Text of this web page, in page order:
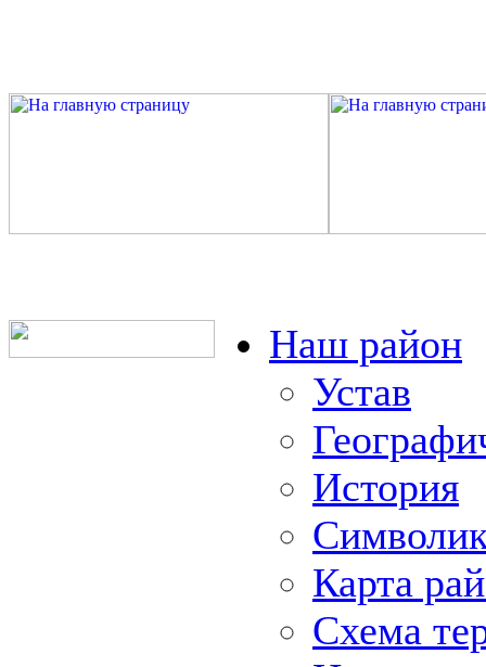
Наш район
Устав
История
Карта
Схема